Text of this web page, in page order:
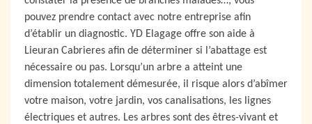
pouvez prendre contact avec notre entreprise afin
d’établir un diagnostic. YD Elagage offre son aide à
Lieuran Cabrieres afin de déterminer si l’abattage est
nécessaire ou pas. Lorsqu’un arbre a atteint une
dimension totalement démesurée, il risque alors d’abîmer
votre maison, votre jardin, vos canalisations, les lignes
électriques et autres. Les arbres sont des êtres-vivant et